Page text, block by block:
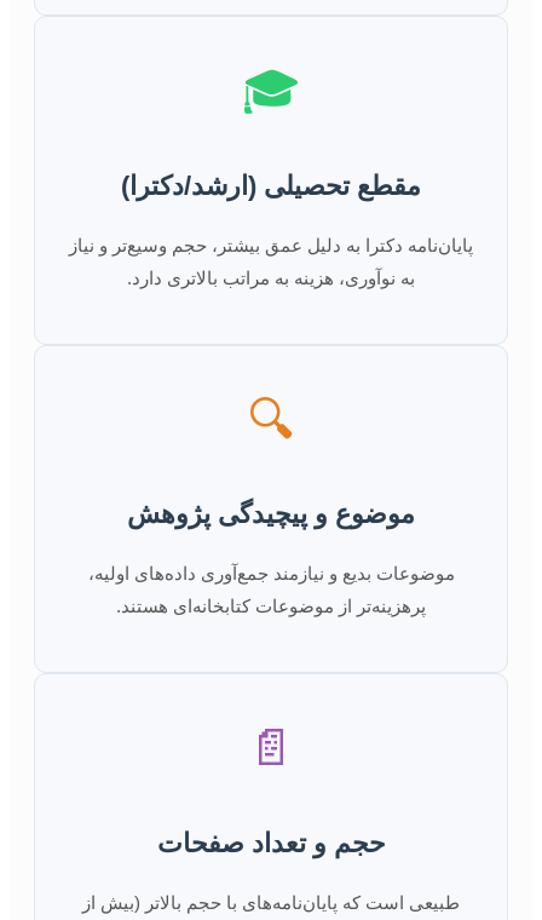
🎓
مقطع تحصیلی (ارشد/دکترا)
پایان‌نامه دکترا به دلیل عمق بیشتر، حجم وسیع‌تر و نیاز
به نوآوری، هزینه به مراتب بالاتری دارد.
🔍
موضوع و پیچیدگی پژوهش
موضوعات بدیع و نیازمند جمع‌آوری داده‌های اولیه،
پرهزینه‌تر از موضوعات کتابخانه‌ای هستند.
📄
حجم و تعداد صفحات
طبیعی است که پایان‌نامه‌های با حجم بالاتر (بیش از